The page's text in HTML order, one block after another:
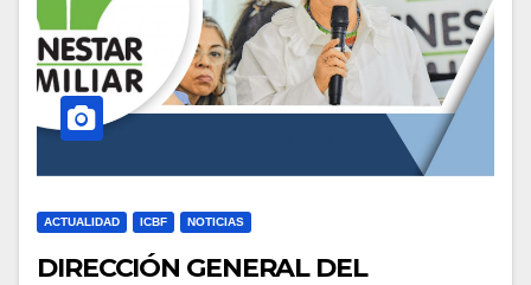
ACTUALIDAD ICBF NOTICIAS
DIRECCIÓN GENERAL DEL